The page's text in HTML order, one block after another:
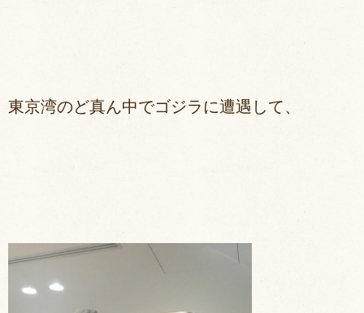
東京湾のど真ん中でゴジラに遭遇して、